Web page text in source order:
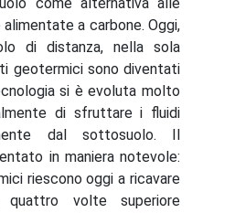
a carbone. Oggi,
di distanza, nella sola
geotermici sono diventati
si è evoluta molto
di sfruttare i fluidi
dal sottosuolo. Il
in maniera notevole:
riescono oggi a ricavare
quattro volte superiore